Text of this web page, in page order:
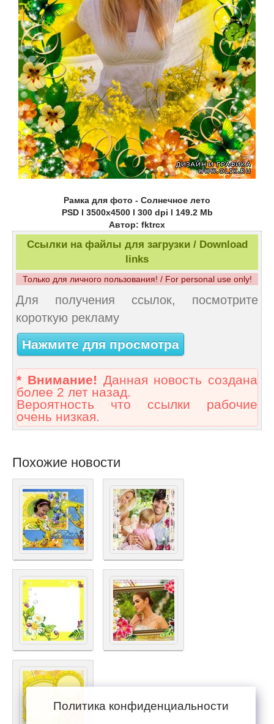
Рамка для фото - Солнечное лето
PSD l 3500x4500 l 300 dpi l 149.2 Mb
Автор: fktrcx
Ссылки на файлы для загрузки / Download
links
Только для личного пользования! / For personal use only!
Для получения ссылок, посмотрите
короткую рекламу
Нажмите для просмотра
* Внимание! Данная новость создана
более 2 лет назад.
Вероятность что ссылки рабочие
очень низкая.
Похожие новости
Политика конфиденциальности